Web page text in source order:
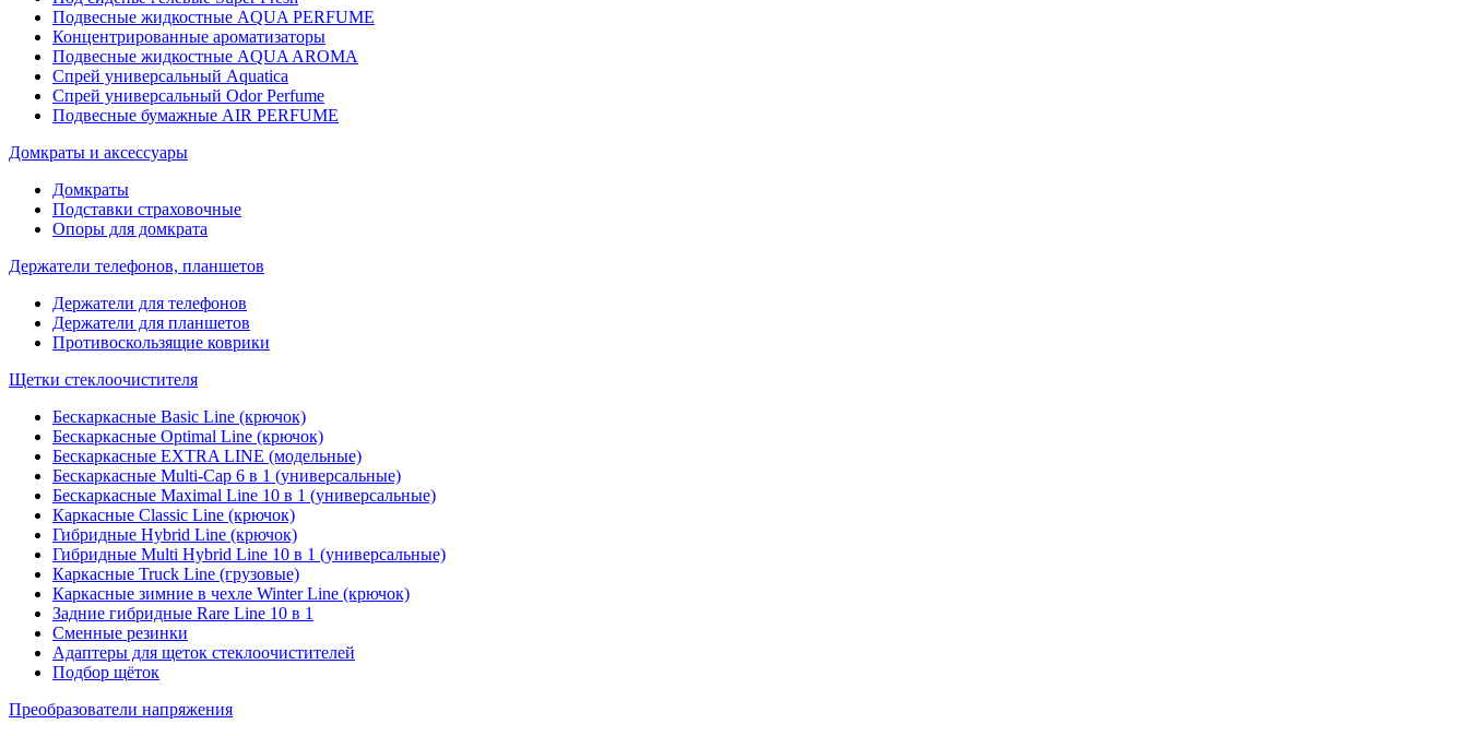
Подвесные жидкостные AQUA PERFUME
Концентрированные ароматизаторы
Подвесные жидкостные AQUA AROMA
Спрей универсальный Aquatica
Спрей универсальный Odor Perfume
Подвесные бумажные AIR PERFUME
Домкраты и аксессуары
Домкраты
Подставки страховочные
Опоры для домкрата
Держатели телефонов, планшетов
Держатели для телефонов
Держатели для планшетов
Противоскользящие коврики
Щетки стеклоочистителя
Бескаркасные Basic Line (крючок)
Бескаркасные Optimal Line (крючок)
Бескаркасные EXTRA LINE (модельные)
Бескаркасные Multi-Cap 6 в 1 (универсальные)
Бескаркасные Maximal Line 10 в 1 (универсальные)
Каркасные Classic Line (крючок)
Гибридные Hybrid Line (крючок)
Гибридные Multi Hybrid Line 10 в 1 (универсальные)
Каркасные Truck Line (грузовые)
Каркасные зимние в чехле Winter Line (крючок)
Задние гибридные Rare Line 10 в 1
Сменные резинки
Адаптеры для щеток стеклоочистителей
Подбор щёток
Преобразователи напряжения